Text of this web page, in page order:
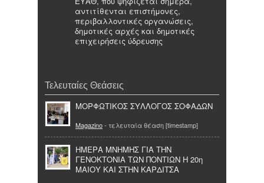
αντιτίθενται επιστήμονες,
περιβαλλοντικές οργανώσεις,
δημοτικές αρχές και δημοτικές
επιχειρήσεις ύδρευσης
Τελευταίες Θεάσεις
ΜΟΡΦΩΤΙΚΟΣ ΣΥΛΛΟΓΟΣ ΣΟΦΑΔΩΝ
Magazino- τελευταία θέαση [timestamp]
ΗΜΕΡΑ ΜΝΗΜΗΣ ΓΙΑ ΤΗΝ
ΓΕΝΟΚΤΟΝΙΑ ΤΩΝ ΠΟΝΤΙΩΝ Η 20η
ΜΑΙΟΥ ΚΑΙ ΣΤΗΝ ΚΑΡΔΙΤΣΑ